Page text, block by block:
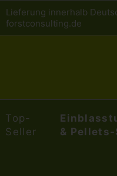
Lieferung innerhalb
forstconsulting.de
Top-
Seller
& Pellets-